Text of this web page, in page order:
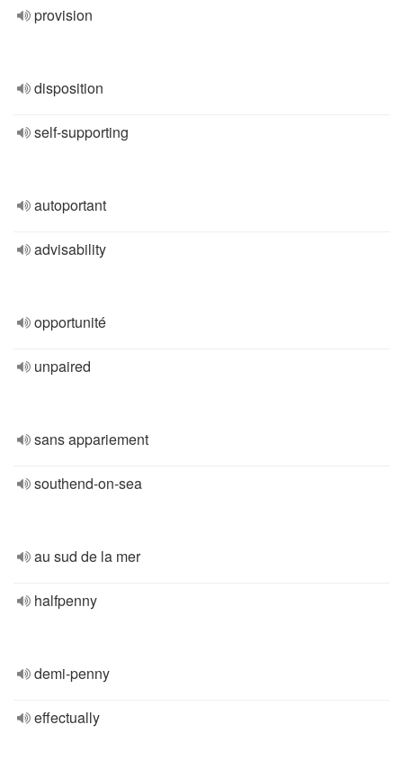
provision
disposition
self-supporting
autoportant
advisability
opportunité
unpaired
sans appariement
southend-on-sea
au sud de la mer
halfpenny
demi-penny
effectually